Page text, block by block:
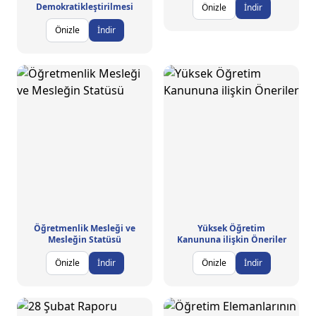
Demokratikleştirilmesi
Önizle
İndir
Önizle İndir
Öğretmenlik Mesleği ve
Mesleğin Statüsü
Önizle
İndir
Yüksek Öğretim
Kanununa ilişkin Öneriler
Önizle
İndir